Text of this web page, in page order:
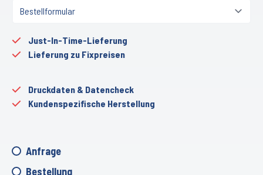
Just-In-Time-Lieferung
Lieferung zu Fixpreisen
Druckdaten & Datencheck
Kundenspezifische Herstellung
Anfrage
Bestellung